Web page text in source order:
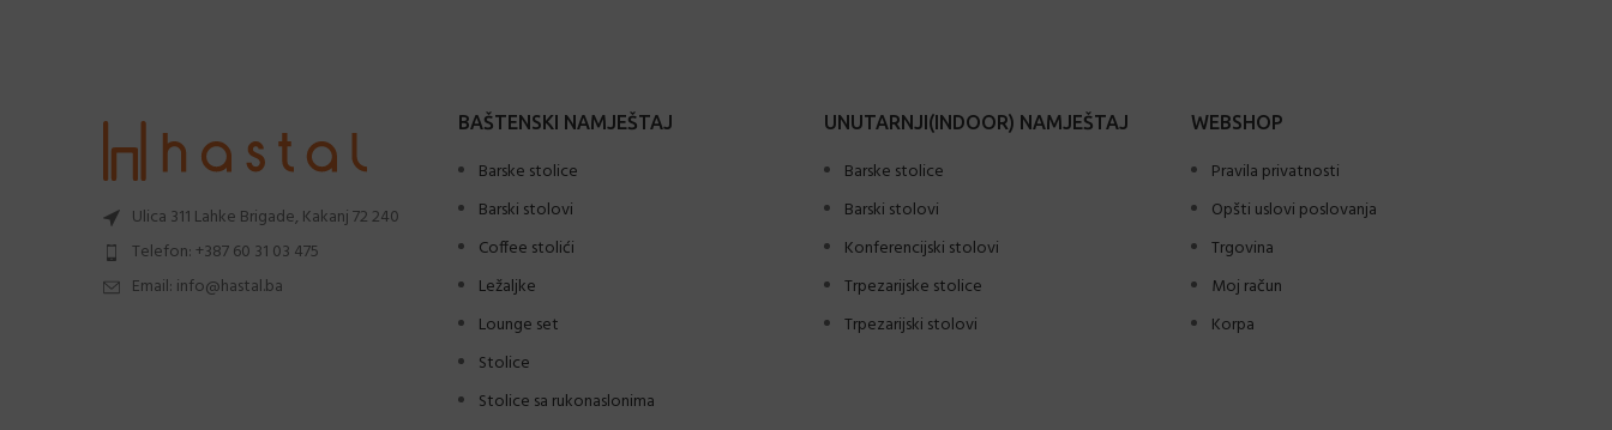
Ulica 311 Lahke Brigade, Kakanj 72 240
Telefon: +387 60 31 03 475
Email: info@hastal.ba
BAŠTENSKI NAMJEŠTAJ
Barske stolice
Barski stolovi
Coffee stolići
Ležaljke
Lounge set
Stolice
Stolice sa rukonaslonima
UNUTARNJI(INDOOR) NAMJEŠTAJ
Barske stolice
Barski stolovi
Konferencijski stolovi
Trpezarijske stolice
Trpezarijski stolovi
WEBSHOP
Pravila privatnosti
Opšti uslovi poslovanja
Trgovina
Moj račun
Korpa